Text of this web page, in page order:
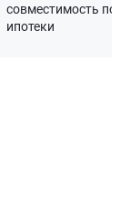
совместимость
ипотеки